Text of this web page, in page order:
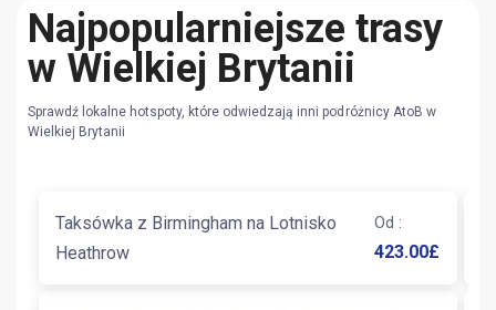
Najpopularniejsze trasy
w Wielkiej Brytanii
Sprawdź lokalne hotspoty, które odwiedzają inni podróżnicy AtoB w
Wielkiej Brytanii
Taksówka z Birmingham na Lotnisko
Heathrow
Od :
423.00£